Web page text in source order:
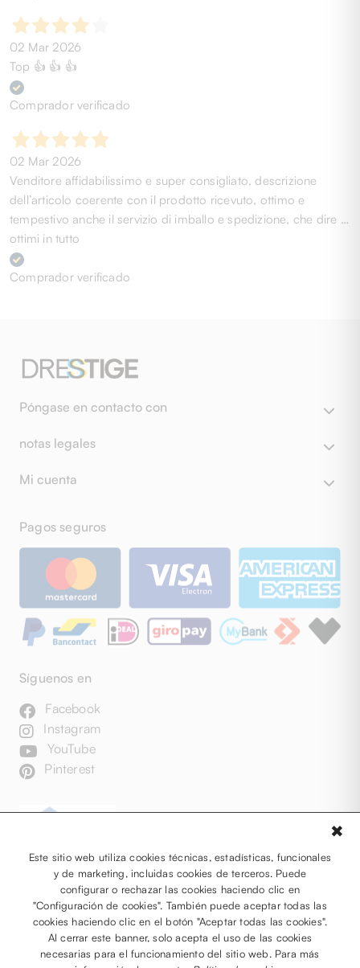
02 Mar 2026
Top 👍 👍 👍
Comprador verificado
02 Mar 2026
Venditore affidabilissimo e super consigliato, descrizione
dell’articolo coerente con il prodotto ricevuto, ottimo e
tempestivo anche il servizio di imballo e spedizione, che dire …
ottimi in tutto
Comprador verificado
Póngase en contacto con
notas legales
Mi cuenta
Pagos seguros
Síguenos en
Facebook
Instagram
YouTube
Pinterest
Este sitio web utiliza cookies técnicas, estadísticas, funcionales
y de marketing, incluidas cookies de terceros. Puede
configurar o rechazar las cookies haciendo clic en
"Configuración de cookies". También puede aceptar todas las
cookies haciendo clic en el botón "Aceptar todas las cookies".
Al cerrar este banner, solo acepta el uso de las cookies
necesarias para el funcionamiento del sitio web. Para más
✖